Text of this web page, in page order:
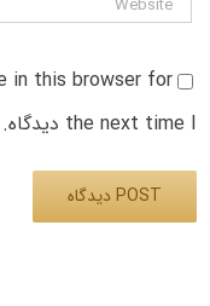
in this browser for
the next time I دیدگاه.